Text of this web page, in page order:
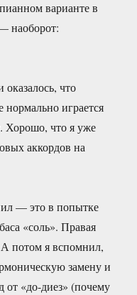
варианте в
наоборот:
что
нормально играется
Хорошо, что я уже
аккордов на
— это в попытке
«соль». Правая
А потом я вспомнил,
замену и
от «до-диез» (почему